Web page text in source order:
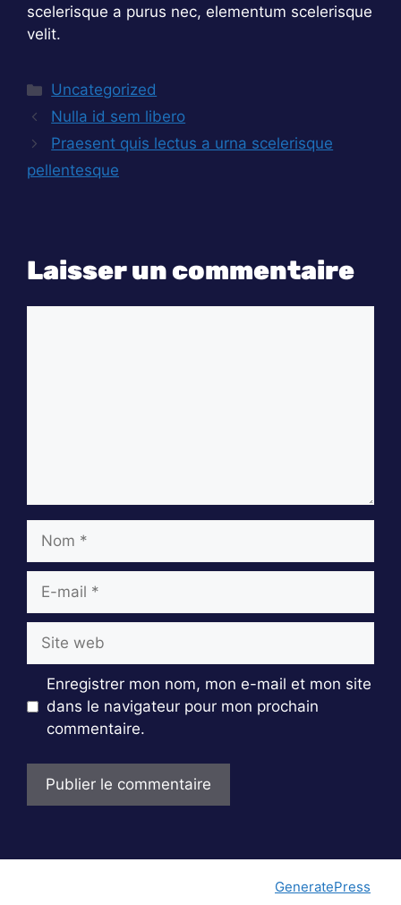
scelerisque a purus nec, elementum scelerisque
velit.
Catégories
Uncategorized
Nulla id sem libero
Praesent quis lectus a urna scelerisque
pellentesque
Laisser un commentaire
Nom
Site
web
Enregistrer mon nom, mon e-mail et mon site
dans le navigateur pour mon prochain
commentaire.
GeneratePress